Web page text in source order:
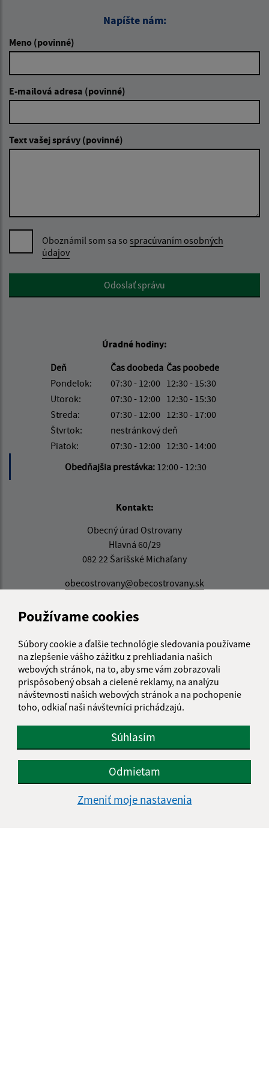
Používame cookies
Súbory cookie a ďalšie technológie sledovania používame
na zlepšenie vášho zážitku z prehliadania našich
webových stránok, na to, aby sme vám zobrazovali
prispôsobený obsah a cielené reklamy, na analýzu
návštevnosti našich webových stránok a na pochopenie
toho, odkiaľ naši návštevníci prichádzajú.
Súhlasím
Odmietam
Zmeniť moje nastavenia
Napíšte nám:
Meno (povinné)
E-mailová adresa (povinné)
Text vašej správy (povinné)
Oboznámil som sa so spracúvaním osobných
údajov
Google reCaptcha ResponseOdoslať správu
Úradné hodiny:
Deň
Čas doobeda Čas poobede
Pondelok:
07:30 - 12:00 12:30 - 15:30
Utorok:
07:30 - 12:00 12:30 - 15:30
Streda:
07:30 - 12:00 12:30 - 17:00
Štvrtok:
nestránkový deň
Piatok:
07:30 - 12:00 12:30 - 14:00
Obedňajšia prestávka: 12:00 - 12:30
Kontakt:
Obecný úrad Ostrovany
Hlavná 60/29
082 22 Šarišské Michaľany
obecostrovany@obecostrovany.sk
IČO: 00690554